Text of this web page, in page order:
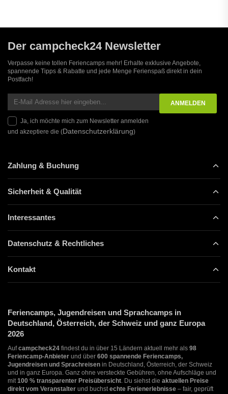
Der campcheck24 Newsletter
Verpasse keine tollen Feriencamps mehr! Erhalte exklusive Angebote,
spannende Tipps & Rabatte und jede Menge Ferienspaß direkt in dein
Postfach!
Ja, ich möchte mich zum Newsletter anmelden
und akzeptiere die (Datenschutzerklärung)
Zahlung & Buchung
Sicherheit & Qualität
Interessantes
Datenschutz & Rechtliches
Kontakt
Feriencamps, Jugendreisen und Sprachcamps in
Deutschland, Österreich, der Schweiz und ganz Europa
2026
Aufcampcheck24 findest du in über 15 Ländern aktuell mehr als 98
Feriencamp-Anbieter und über 600 spannende Feriencamps,
Jugendreisen und Sprachreisen in Deutschland, Österreich, der Schweiz
und in ganz Europa. Ganz ohne versteckte Gebühren, ohne Aufschläge und
mit 100 % transparenter Preisübersicht . Du siehst die aktuellen Preise
direkt vom Veranstalter und buchst echte Ferienerlebnisse – fair, geprüft